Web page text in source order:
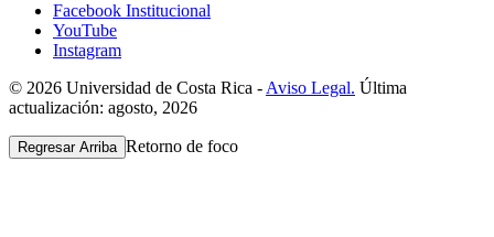
Facebook Institucional
YouTube
Instagram
© 2026 Universidad de Costa Rica - Aviso Legal. Última
actualización: agosto, 2026
Regresar Arriba Retorno de foco